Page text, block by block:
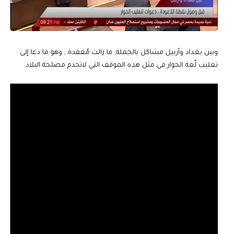
وبين بغداد وأربيل مشاكل بالجملة, ما زالت مُعقدة , وهو ما دعا إلى
تغليب لُغة الحوار في مثل هذه الموقف التي لاتخدم مصلحة البلاد.